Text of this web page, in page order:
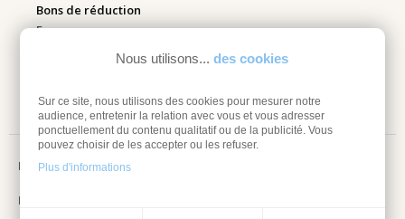
Nous utilisons... des cookies
Sur ce site, nous utilisons des cookies pour mesurer notre
audience, entretenir la relation avec vous et vous adresser
ponctuellement du contenu qualitatif ou de la publicité. Vous
pouvez choisir de les accepter ou les refuser.
Plus d'informations
Bons de réduction
Espace pro
Mentions légales
Information sur les cookies